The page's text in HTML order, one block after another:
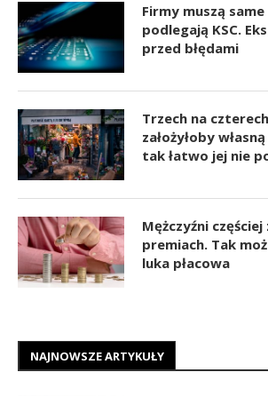
Firmy muszą
podlegają KSC.
przed błędami
Trzech na
założyłoby
tak łatwo jej nie
Mężczyźni
premiach. Tak
luka płacowa
NAJNOWSZE ARTYKUŁY